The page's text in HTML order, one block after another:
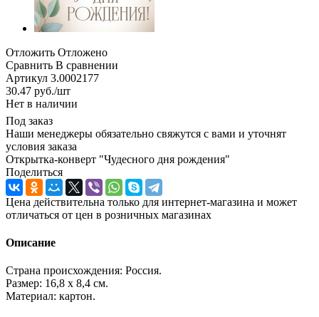
Отложить Отложено
Сравнить В сравнении
Артикул 3.0002177
30.47 руб./шт
Нет в наличии
Под заказ
Наши менеджеры обязательно свяжутся с вами и уточнят
условия заказа
Открытка-конверт "Чудесного дня рождения"
Поделиться
Цена действительна только для интернет-магазина и может
отличаться от цен в розничных магазинах
Описание
Страна происхождения: Россия.
Размер: 16,8 х 8,4 см.
Материал: картон.